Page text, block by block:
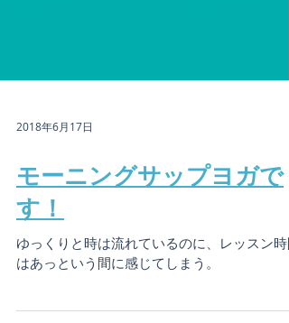
2018年6月17日
モーニングサップヨガで
す！
はあっという間に感じてしまう。